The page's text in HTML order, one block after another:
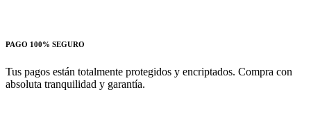
PAGO 100% SEGURO
Tus pagos están totalmente protegidos y encriptados. Compra con
absoluta tranquilidad y garantía.